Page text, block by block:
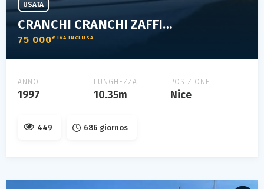
CRANCHI CRANCHI ZAFFIRO 34
75 000€ IVA INCLUSA
USATA
ANNO
1997
LUNGHEZZA
10.35m
POSIZIONE
Nice
449 686 giornos